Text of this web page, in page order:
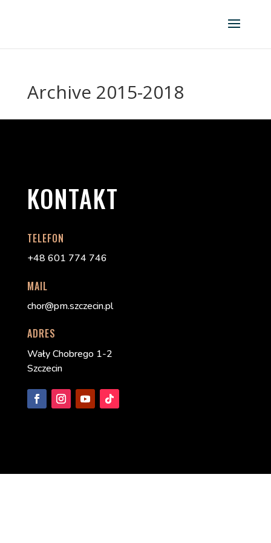
Archive 2015-2018
KONTAKT
TELEFON
+48 601 774 746
MAIL
chor@pm.szczecin.pl
ADRES
Wały Chobrego 1-2
Szczecin